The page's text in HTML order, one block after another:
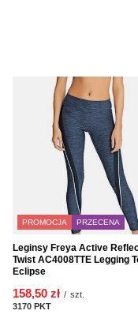
PROMOCJA PRZECENA
Leginsy Freya Active
Twist AC4008TTE Legging
Eclipse
158,50 zł / szt.
3170 PKT